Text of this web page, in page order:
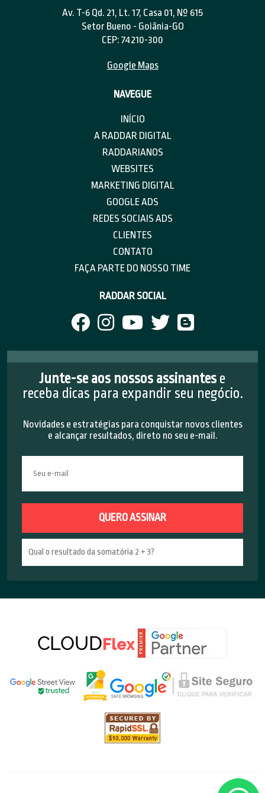
Av. T-6 Qd. 21, Lt. 17, Casa 01, Nº 615
Setor Bueno - Goiânia-GO
CEP: 74210-300
Google Maps
NAVEGUE
INÍCIO
A RADDAR DIGITAL
RADDARIANOS
WEBSITES
MARKETING DIGITAL
GOOGLE ADS
REDES SOCIAIS ADS
CLIENTES
CONTATO
FAÇA PARTE DO NOSSO TIME
RADDAR SOCIAL
Junte-se aos nossos assinantes e
receba dicas para expandir seu negócio.
Novidades e estratégias para conquistar novos clientes
e alcançar resultados, direto no seu e-mail.